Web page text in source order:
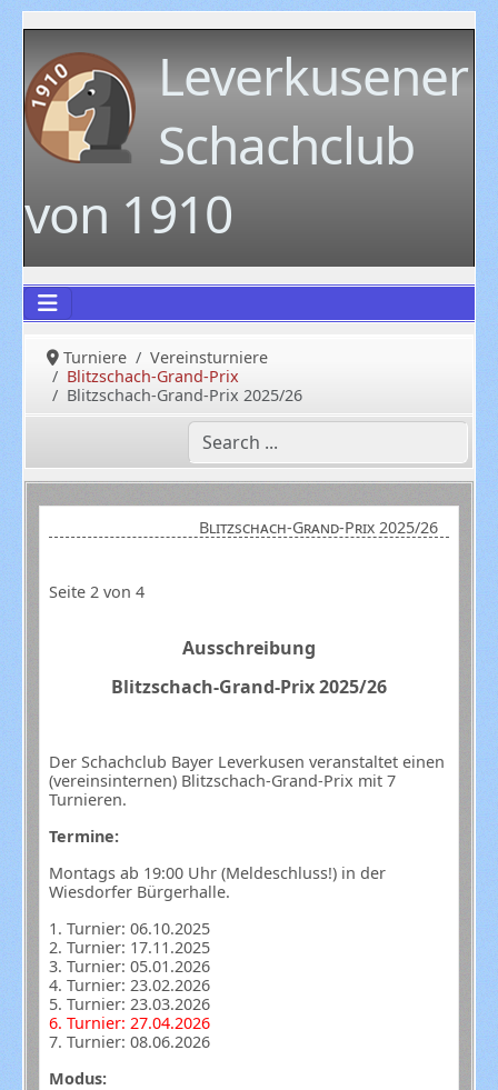
Leverkusener
Schachclub
von 1910
Turniere
Vereinsturniere
Blitzschach-Grand-Prix
Blitzschach-Grand-Prix 2025/26
Blitzschach-Grand-Prix 2025/26
Seite 2 von 4
Ausschreibung
Blitzschach-Grand-Prix 2025/26
Der Schachclub Bayer Leverkusen veranstaltet einen
(vereinsinternen) Blitzschach-Grand-Prix mit 7
Turnieren.
Termine:
Montags ab 19:00 Uhr (Meldeschluss!) in der
Wiesdorfer Bürgerhalle.
1. Turnier: 06.10.2025
2. Turnier: 17.11.2025
3. Turnier: 05.01.2026
4. Turnier: 23.02.2026
5. Turnier: 23.03.2026
6. Turnier: 27.04.2026
7. Turnier: 08.06.2026
Modus: